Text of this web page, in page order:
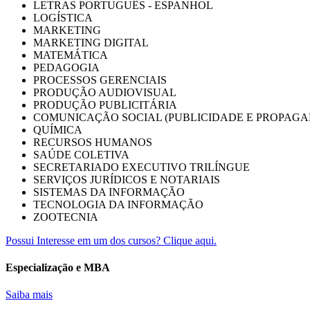
LETRAS PORTUGUÊS - ESPANHOL
LOGÍSTICA
MARKETING
MARKETING DIGITAL
MATEMÁTICA
PEDAGOGIA
PROCESSOS GERENCIAIS
PRODUÇÃO AUDIOVISUAL
PRODUÇÃO PUBLICITÁRIA
COMUNICAÇÃO SOCIAL (PUBLICIDADE E
QUÍMICA
RECURSOS HUMANOS
SAÚDE COLETIVA
SECRETARIADO EXECUTIVO TRILÍNGUE
SERVIÇOS JURÍDICOS E NOTARIAIS
SISTEMAS DA INFORMAÇÃO
TECNOLOGIA DA INFORMAÇÃO
ZOOTECNIA
Possui Interesse em um dos cursos? Clique aqui.
Especialização e MBA
Saiba mais